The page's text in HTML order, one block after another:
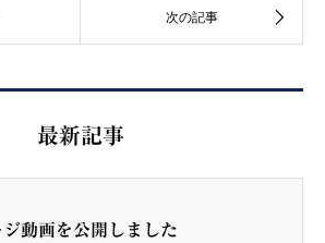
最新記事
動画を公開しました